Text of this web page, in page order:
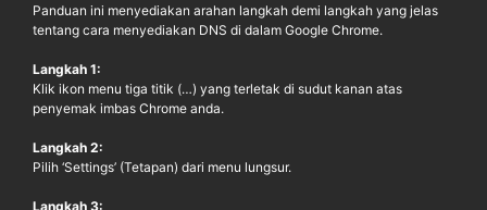
Panduan ini menyediakan arahan langkah demi langkah yang jelas
tentang cara menyediakan DNS di dalam Google Chrome.
Langkah 1:
Klik ikon menu tiga titik (…) yang terletak di sudut kanan atas
penyemak imbas Chrome anda.
Langkah 2:
Pilih ‘Settings’ (Tetapan) dari menu lungsur.
Langkah 3: